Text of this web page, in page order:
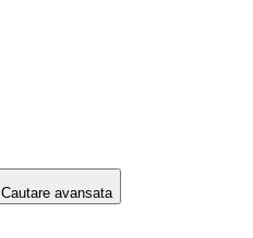
Cautare avansata